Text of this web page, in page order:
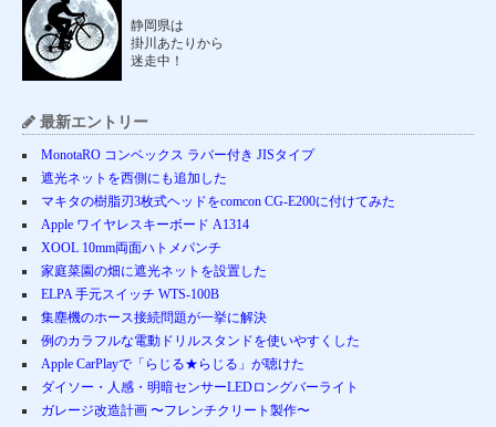
静岡県は
掛川あたりから
迷走中！
最新エントリー
MonotaRO コンベックス ラバー付き JISタイプ
遮光ネットを西側にも追加した
マキタの樹脂刃3枚式ヘッドをcomcon CG-E200に付けてみた
Apple ワイヤレスキーボード A1314
XOOL 10mm両面ハトメパンチ
家庭菜園の畑に遮光ネットを設置した
ELPA 手元スイッチ WTS-100B
集塵機のホース接続問題が一挙に解決
例のカラフルな電動ドリルスタンドを使いやすくした
Apple CarPlayで「らじる★らじる」が聴けた
ダイソー・人感・明暗センサーLEDロングバーライト
ガレージ改造計画 〜フレンチクリート製作〜